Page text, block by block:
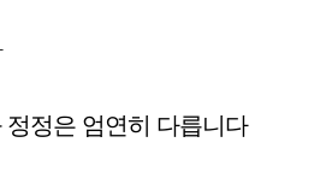
정정은 엄연히 다릅니다